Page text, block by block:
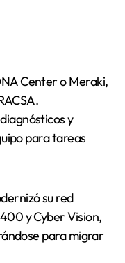
Center o Meraki,
y
para tareas
su red
y Cyber Vision,
para migrar